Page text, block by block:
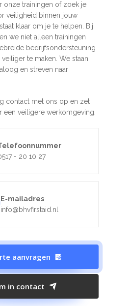
onze trainingen of zoek je
veiligheid binnen jouw
klaar om je te helpen. Bij
we niet alleen trainingen
bedrijfsondersteuning
te maken. We staan
en streven naar
contact met ons op en zet
een veiligere werkomgeving.
- 20 10 27
E-mailadres
info@bhvfirstaid.nl
aanvragen
in contact